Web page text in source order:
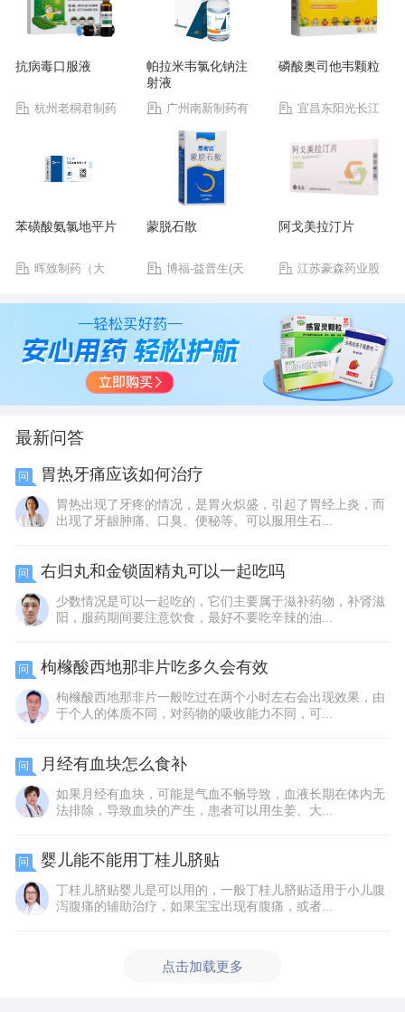
抗病毒口服液
杭州老桐君制药
帕拉米韦氯化钠注
射液
广州南新制药有
限公司
磷酸奥司他韦颗粒
宜昌东阳光长江
苯磺酸氨氯地平片
晖致制药（大
蒙脱石散
博福-益普生(天
阿戈美拉汀片
江苏豪森药业股
最新问答
问 胃热牙痛应该如何治疗
胃热出现了牙疼的情况，是胃火炽盛，引起了胃经上炎，而
出现了牙龈肿痛、口臭、便秘等。可以服用生石...
问 右归丸和金锁固精丸可以一起吃吗
少数情况是可以一起吃的，它们主要属于滋补药物，补肾滋
阳，服药期间要注意饮食，最好不要吃辛辣的油...
问 枸橼酸西地那非片吃多久会有效
枸橼酸西地那非片一般吃过在两个小时左右会出现效果，由
于个人的体质不同，对药物的吸收能力不同，可...
问 月经有血块怎么食补
如果月经有血块，可能是气血不畅导致，血液长期在体内无
法排除，导致血块的产生，患者可以用生姜、大...
问 婴儿能不能用丁桂儿脐贴
丁桂儿脐贴婴儿是可以用的，一般丁桂儿脐贴适用于小儿腹
泻腹痛的辅助治疗，如果宝宝出现有腹痛，或者...
点击加载更多